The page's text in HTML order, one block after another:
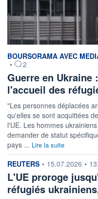
information fournie par
BOURSORAMA AVEC
•
2
Guerre en Ukraine
l'accueil des
"Les personnes déplacées
qu'elles se sont acquittées
l'UE. Les hommes
demander de statut
pays ... Lire la suite
information fournie par
REUTERS • 15.07.2026 •
L'UE proroge
réfugiés